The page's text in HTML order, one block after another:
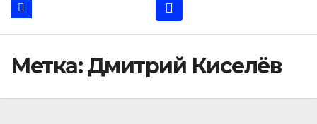
Метка:Дмитрий Киселёв